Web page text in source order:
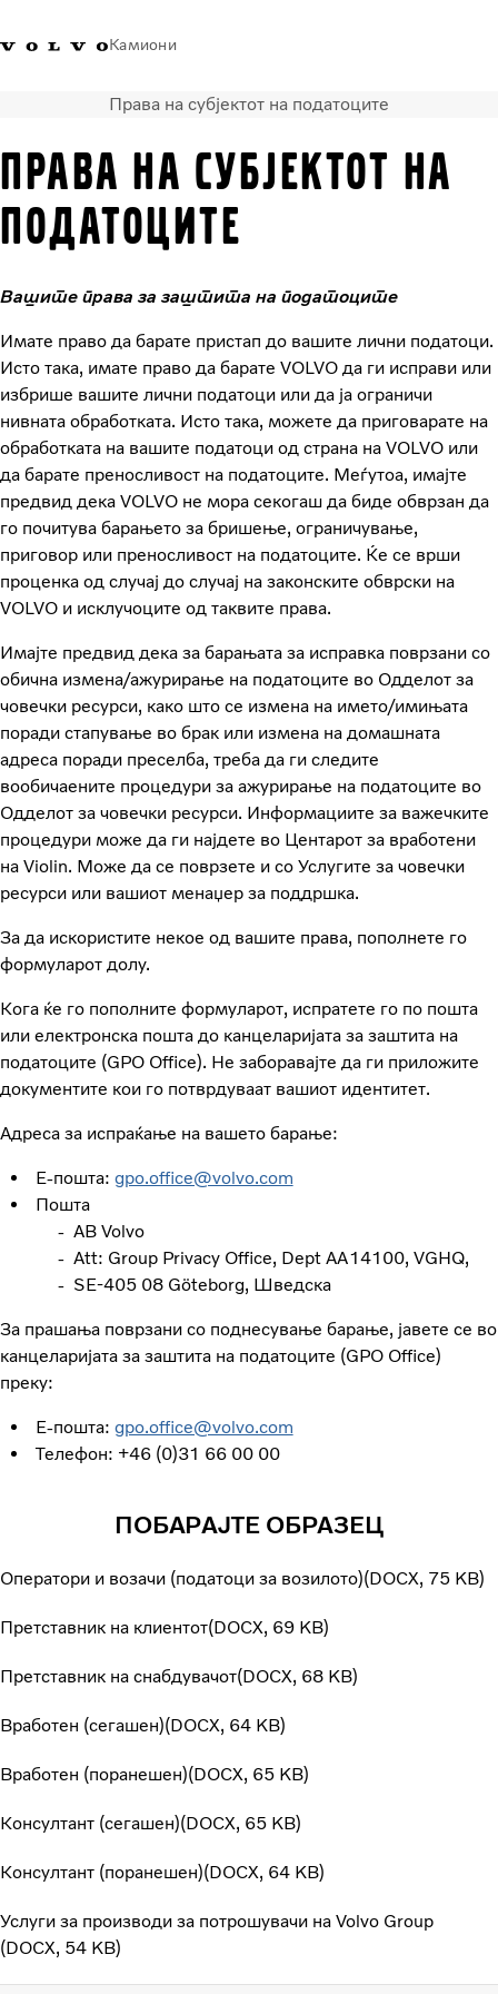
Камиони
Volvo Trucks - Македонија -
Продавница за Volvo
Најава
Транспортни решенија
Камиони
Услуги
News
За нас
Volvo Truck Builder
Контактирајте нѐ
Права на субјектот на податоците
ПРАВА НА СУБЈЕКТОТ НА
ПОДАТОЦИТЕ
Вашите права за заштита на податоците
Имате право да барате пристап до вашите лични податоци.
Исто така, имате право да барате VOLVO да ги исправи или
избрише вашите лични податоци или да ја ограничи
нивната обработката. Исто така, можете да приговарате на
обработката на вашите податоци од страна на VOLVO или
да барате преносливост на податоците. Меѓутоа, имајте
предвид дека VOLVO не мора секогаш да биде обврзан да
го почитува барањето за бришење, ограничување,
приговор или преносливост на податоците. Ќе се врши
проценка од случај до случај на законските обврски на
VOLVO и исклучоците од таквите права.
Имајте предвид дека за барањата за исправка поврзани со
обична измена/ажурирање на податоците во Одделот за
човечки ресурси, како што се измена на името/имињата
поради стапување во брак или измена на домашната
адреса поради преселба, треба да ги следите
вообичаените процедури за ажурирање на податоците во
Одделот за човечки ресурси. Информациите за важечките
процедури може да ги најдете во Центарот за вработени
на Violin. Може да се поврзете и со Услугите за човечки
ресурси или вашиот менаџер за поддршка.
За да искористите некое од вашите права, пополнете го
формуларот долу.
Кога ќе го пополните формуларот, испратете го по пошта
или електронска пошта до канцеларијата за заштита на
податоците (GPO Office). Не заборавајте да ги приложите
документите кои го потврдуваат вашиот идентитет.
Адреса за испраќање на вашето барање:
Е-пошта: gpo.office@volvo.com
Пошта
- AB Volvo
- Att: Group Privacy Office, Dept AA14100, VGHQ,
- SE-405 08 Göteborg, Шведска
За прашања поврзани со поднесување барање, јавете се во
канцеларијата за заштита на податоците (GPO Office)
преку:
Е-пошта: gpo.office@volvo.com
Телефон: +46 (0)31 66 00 00
ПОБАРАЈТЕ ОБРАЗЕЦ
Оператори и возачи (податоци за возилото) DOCX 75 KB
Претставник на клиентот DOCX 69 KB
Претставник на снабдувачот DOCX 68 KB
Вработен (сегашен) DOCX 64 KB
Вработен (поранешен) DOCX 65 KB
Консултант (сегашен) DOCX 65 KB
Консултант (поранешен) DOCX 64 KB
Услуги за производи за потрошувачи на Volvo Group
DOCX 54 KB